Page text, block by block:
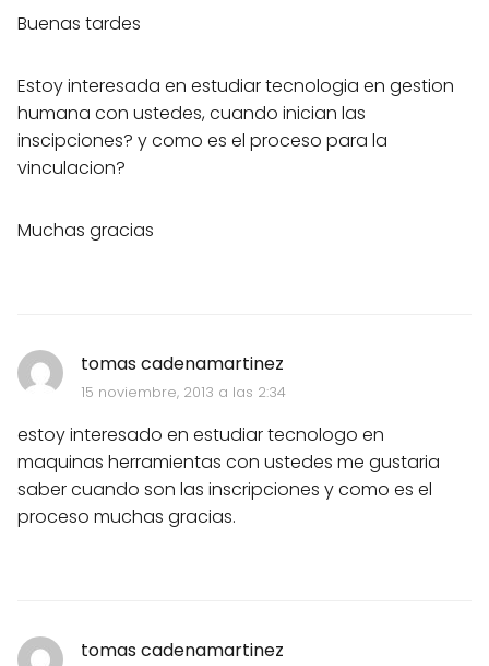
Buenas tardes
Estoy interesada en estudiar tecnologia en gestion
humana con ustedes, cuando inician las
inscipciones? y como es el proceso para la
vinculacion?
Muchas gracias
tomas cadenamartinez
15 noviembre, 2013 a las 2:34
estoy interesado en estudiar tecnologo en
maquinas herramientas con ustedes me gustaria
saber cuando son las inscripciones y como es el
proceso muchas gracias.
tomas cadenamartinez